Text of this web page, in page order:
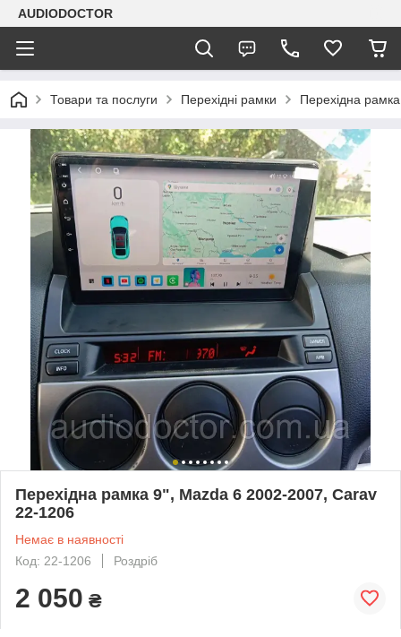
AUDIODOCTOR
Товари та послуги Перехідні рамки Перехідна
Перехідна рамка 9", Mazda 6 2002-2007, Carav
22-1206
Немає в наявності
Код: 22-1206
Роздріб
2 050 ₴